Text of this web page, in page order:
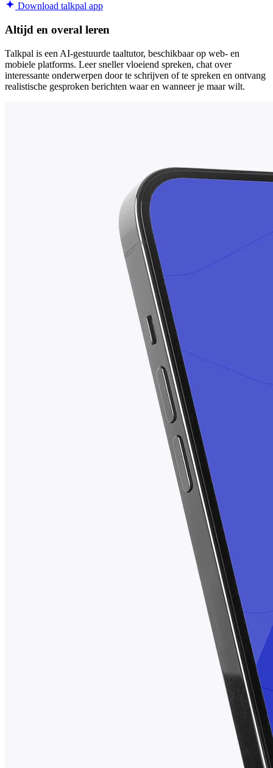
Download talkpal app
Altijd en overal leren
Talkpal is een AI-gestuurde taaltutor, beschikbaar op web- en
mobiele platforms. Leer sneller vloeiend spreken, chat over
interessante onderwerpen door te schrijven of te spreken en ontvang
realistische gesproken berichten waar en wanneer je maar wilt.